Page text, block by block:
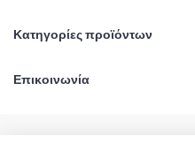
Κατηγορίες προϊόντων
Επικοινωνία